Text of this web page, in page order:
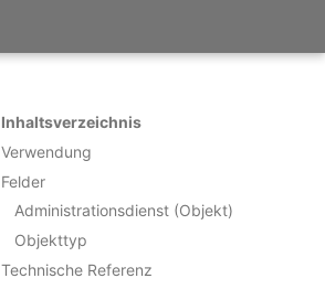
Inhaltsverzeichnis
Verwendung
Felder
Administrationsdienst (Objekt)
Objekttyp
Technische Referenz